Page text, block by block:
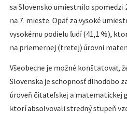
sa Slovensko umiestnilo spomedzi
na 7. mieste. Opäť za vysoké
vysokému podielu ľudí (41,1 %),
na priemernej (tretej) úrovni
Všeobecne je možné konštatovať,
Slovenska je schopnosť dlhodobo
úroveň čitateľskej a matematickej
ktorí absolvovali stredný stupeň